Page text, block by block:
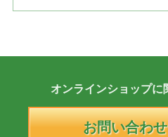
オンラインショップに
お問い合わ